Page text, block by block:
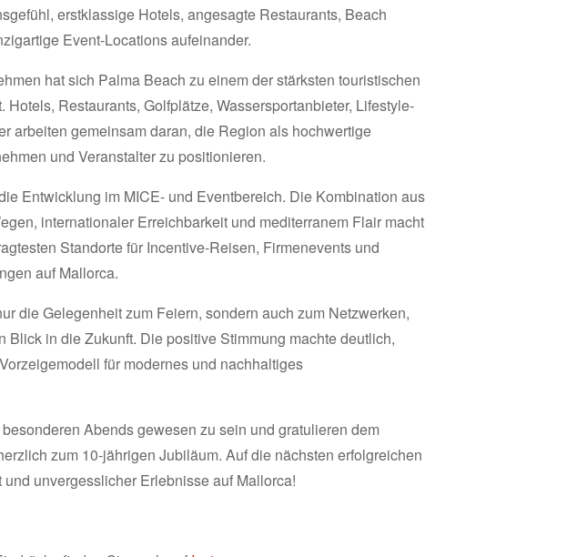
erstklassige Hotels, angesagte Restaurants, Beach
Event-Locations aufeinander.
hat sich Palma Beach zu einem der stärksten touristischen
Restaurants, Golfplätze, Wassersportanbieter, Lifestyle-
arbeiten gemeinsam daran, die Region als hochwertige
und Veranstalter zu positionieren.
Entwicklung im MICE- und Eventbereich. Die Kombination aus
internationaler Erreichbarkeit und mediterranem Flair macht
Standorte für Incentive-Reisen, Firmenevents und
auf Mallorca.
die Gelegenheit zum Feiern, sondern auch zum Netzwerken,
Blick in die Zukunft. Die positive Stimmung machte deutlich,
für modernes und nachhaltiges
Abends gewesen zu sein und gratulieren dem
zum 10-jährigen Jubiläum. Auf die nächsten erfolgreichen
unvergesslicher Erlebnisse auf Mallorca!